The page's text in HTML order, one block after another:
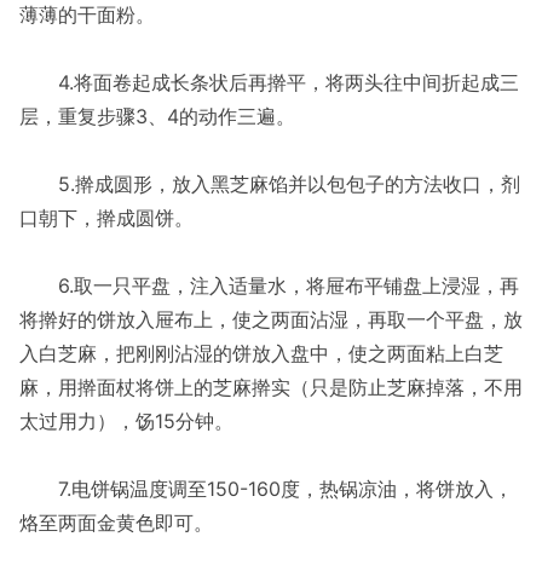
薄薄的干面粉。
4.将面卷起成长条状后再擀平，将两头往中间折起成三
层，重复步骤3、4的动作三遍。
5.擀成圆形，放入黑芝麻馅并以包包子的方法收口，剂
口朝下，擀成圆饼。
6.取一只平盘，注入适量水，将屉布平铺盘上浸湿，再
将擀好的饼放入屉布上，使之两面沾湿，再取一个平盘，放
入白芝麻，把刚刚沾湿的饼放入盘中，使之两面粘上白芝
麻，用擀面杖将饼上的芝麻擀实（只是防止芝麻掉落，不用
太过用力），饧15分钟。
7.电饼锅温度调至150-160度，热锅凉油，将饼放入，
烙至两面金黄色即可。